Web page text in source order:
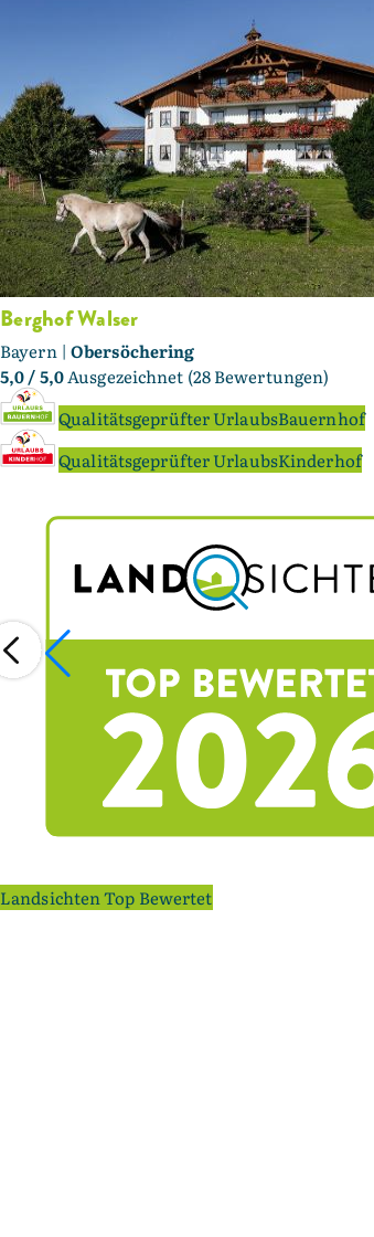
Berghof Walser
Bayern | Obersöchering
5,0/ 5,0Ausgezeichnet (28 Bewertungen)
Qualitätsgeprüfter UrlaubsBauernhof
Qualitätsgeprüfter UrlaubsKinderhof
Landsichten Top Bewertet